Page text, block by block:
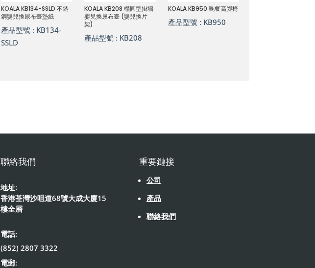
KOALA KB134-SSLD 不銹
鋼嬰兒換尿布臺墊紙
產品型號 : KB134-
SSLD
KOALA KB208 橢圓型掛墻
嬰兒換尿布臺 (嬰兒換片
架)
產品型號 : KB208
KOALA KB950 晚餐高腳椅
產品型號 : KB950
聯絡我們
地址:
香港荃灣沙咀道68號大成大廈15
樓全層
電話:
(852) 2807 3322
電郵:
重要鏈接
公司
產品
聯絡我們